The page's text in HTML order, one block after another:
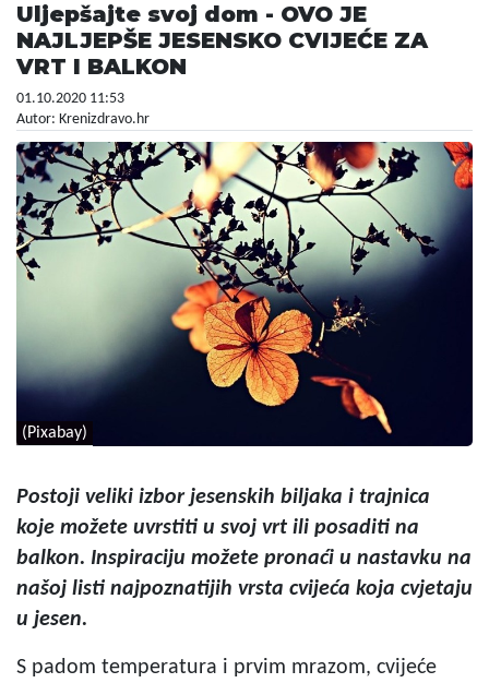
Uljepšajte svoj dom - OVO JE
NAJLJEPŠE JESENSKO CVIJEĆE ZA
VRT I BALKON
01.10.2020 11:53
Autor: Krenizdravo.hr
(Pixabay)
Postoji veliki izbor jesenskih biljaka i trajnica
koje možete uvrstiti u svoj vrt ili posaditi na
balkon. Inspiraciju možete pronaći u nastavku na
našoj listi najpoznatijih vrsta cvijeća koja cvjetaju
u jesen.
S padom temperatura i prvim mrazom, cvijeće